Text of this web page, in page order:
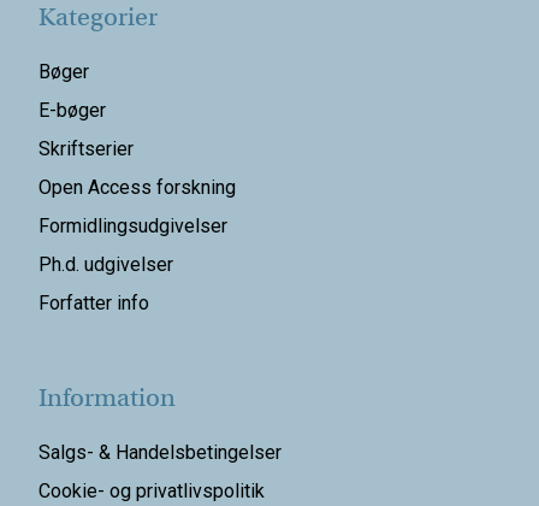
Kategorier
Bøger
E-bøger
Skriftserier
Open Access forskning
Formidlingsudgivelser
Ph.d. udgivelser
Forfatter info
Information
Salgs- & Handelsbetingelser
Cookie- og privatlivspolitik